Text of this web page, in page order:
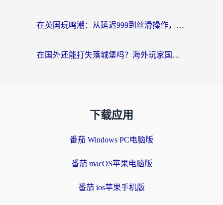
在英国玩鸣潮：从延迟999到丝滑操作，我是怎么做到的？
在国外还能打失落城堡吗？海外玩家国服游戏加速终极指南（附北美玩online加速器下载技巧）
下载应用
番茄 Windows PC电脑版
番茄 macOS苹果电脑版
番茄 ios苹果手机版